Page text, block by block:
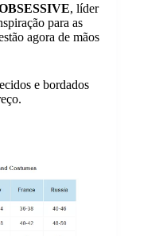
, líder
para as
agora de mãos
e bordados